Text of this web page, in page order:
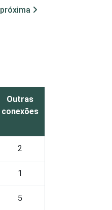
próxima
Outras
conexões
2
1
5